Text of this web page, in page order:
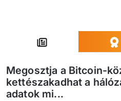
Megosztja a Bitcoin-
kettészakadhat a
adatok mi...